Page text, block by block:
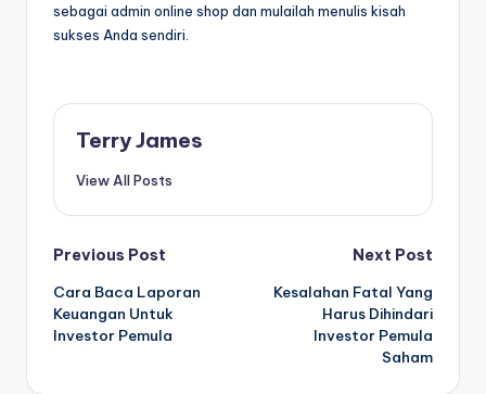
sebagai admin online shop dan mulailah menulis kisah
sukses Anda sendiri.
Terry James
View All Posts
Post
navigation
Previous Post
Cara Baca Laporan
Keuangan Untuk
Investor Pemula
Next Post
Kesalahan Fatal Yang
Harus Dihindari
Investor Pemula
Saham